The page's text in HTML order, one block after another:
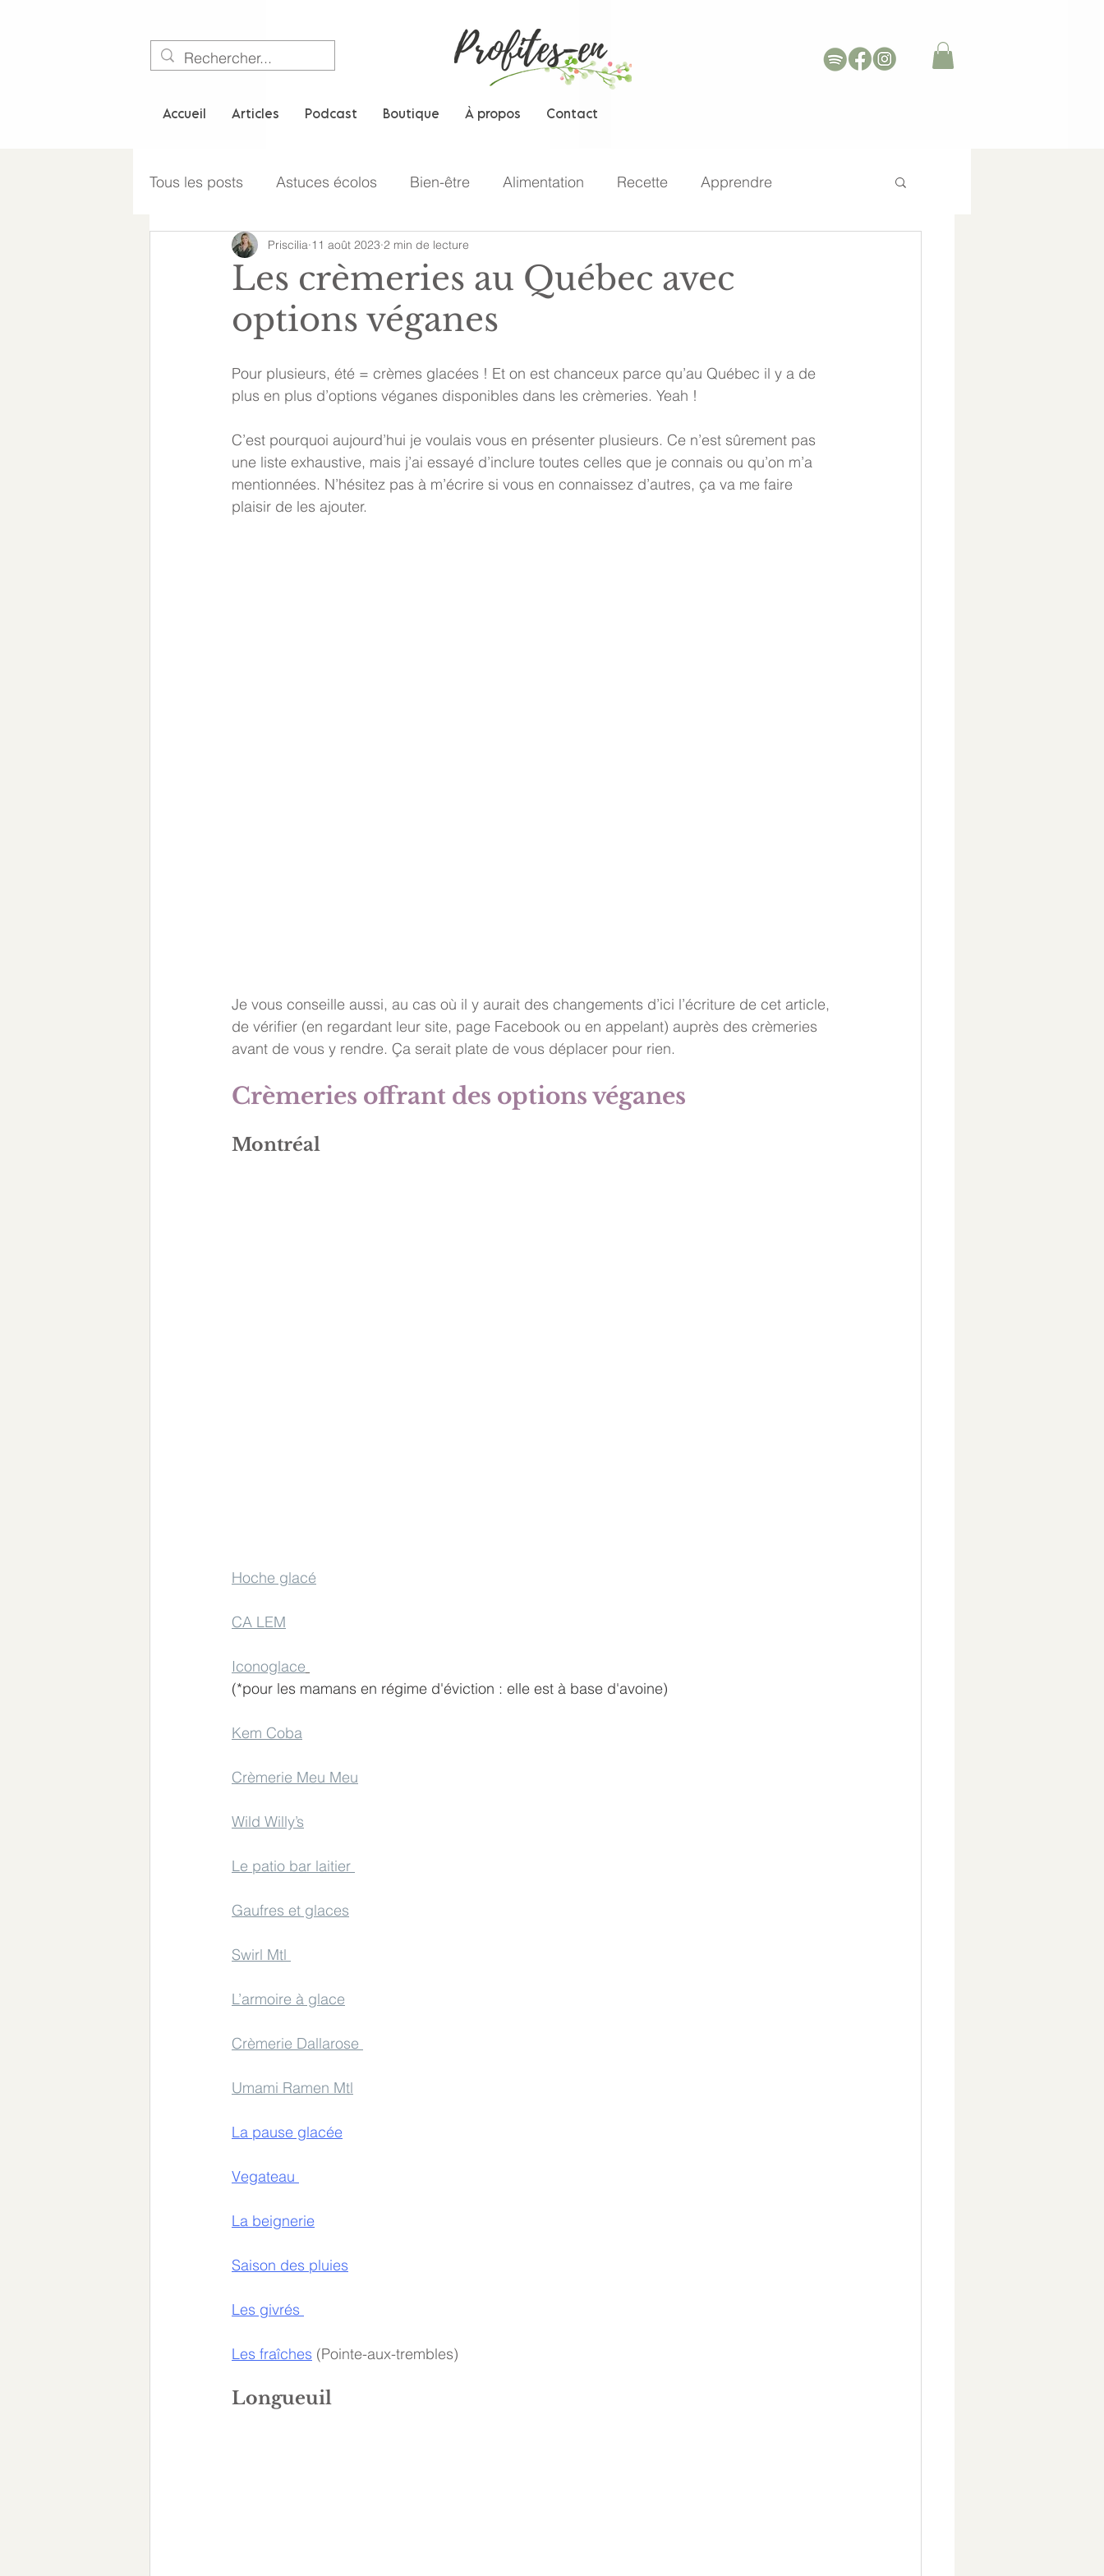
Accueil Articles Podcast Boutique À propos Contact
Tous les posts Astuces écolos Bien-être Alimentation Recette Apprendre
Style de vie
Les crèmeries au Québec avec
options véganes
Priscilia 11 août 2023 2 min de lecture
Pour plusieurs, été = crèmes glacées ! Et on est chanceux parce qu’au Québec il y a de
plus en plus d’options véganes disponibles dans les crèmeries. Yeah !
C’est pourquoi aujourd’hui je voulais vous en présenter plusieurs. Ce n’est sûrement pas
une liste exhaustive, mais j’ai essayé d’inclure toutes celles que je connais ou qu’on m’a
mentionnées. N’hésitez pas à m’écrire si vous en connaissez d’autres, ça va me faire
plaisir de les ajouter.
Je vous conseille aussi, au cas où il y aurait des changements d’ici l’écriture de cet article,
de vérifier (en regardant leur site, page Facebook ou en appelant) auprès des crèmeries
avant de vous y rendre. Ça serait plate de vous déplacer pour rien.
Crèmeries offrant des options véganes
Montréal
Hoche glacé
CA LEM
Iconoglace
(*pour les mamans en régime d'éviction : elle est à base d'avoine)
Kem Coba
Crèmerie Meu Meu
Wild Willy’s
Le patio bar laitier
Gaufres et glaces
Swirl Mtl
L’armoire à glace
Crèmerie Dallarose
Umami Ramen Mtl
La pause glacée
Vegateau
La beignerie
Saison des pluies
Les givrés
Les fraîches (Pointe-aux-trembles)
Longueuil